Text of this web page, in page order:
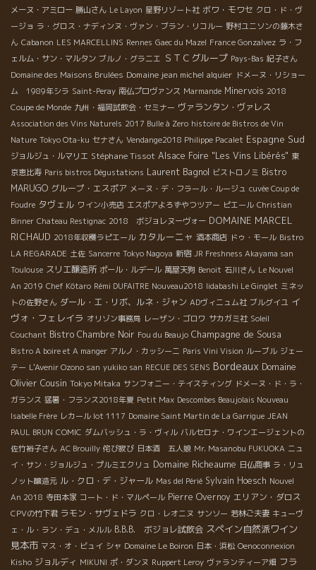
メーヌ・アミロー 勝山さん Le Layon 星野リゾート社 ボワ・モワセ クロ・ド・ヴ
ージョ ラ・グロス・ナディンヌ・ヴァン・ブラン・リコルー 野村ユニソンの藤木さ
ん Cabanon LES MARCELLINS Rennes Gaec du Mazel France Gonzalvez ラ・フ
ェルム・サン・マルタン ブルノ・グラニエ ＳＴＣグループ Pays-Bas 紀子さん
Domaine des Maisons Brulées Domaine jean michel alquier ドメーヌ・リショー
ム 1989年シラ Saint-Peray 南仏プロヴァンス Marmande Minervois 2018
Coupe de Monde 九州・福岡試飲会・セミナー ヴァランタン・ヴァレス
Association des Vins Naturels 2017 Bulle à Zero histoire de Bistros de Vin
Nature Tokyo Ota-ku セナさん Vendange2018 Philippe Pacalet Espagne Sud
ジョルジュ・ルマリエ Stéphane Tissot Alsace Foire "Les Vins Libérés" 東
京恵比寿 Paris bistros Dégustations Laurent Bagnol ビストロノミ Bistro
MARUGO グループ・エスポア メーヌ・デ・フラール・ルージュ cuvée Coup de
Foudre タヴェル ワイン小売店 エスポアよろずやつツアー ピエール Christian
Binner Chateau Restignac 2018 ボジョレヌーヴォー DOMAINE MARCEL
RICHAUD 2018年収穫ラピエール カタルーニャ 酒本商店 ドゥ・モール Bistro
LA REGARADE 土佐 Sancerre Tokyo Nagoya 新宿 JR Freshness Akayama san
Toulouse スリエ醸造所 ポール・ルデール 萬屋天狗 Benoit 石川さん Le Nouvel
An 2019 Chef Kôtaro Rémi DUFAITRE Nouveau2018 Iidabashi Le Ginglet ミネッ
トの佐野さん ダール・エ・リボ、ルネ・ジャン ADヴィニュム社 ブルグイユ イ
ヴォ・フェレイラ オリゾン事務局 レーザン・ゴロワ サカガミ社 Soleil
Couchant Bistro Chambre Noir Fou du Beaujo Champagne de Sousa
Bistro A boire et A manger アルノ・カッシーニ Paris Vini Vision ルーブル ジェー
テー L'Avenir Ozono san yukiko san RECUE DES SENS Bordeaux Domaine
Olivier Cousin Tokyo Mitaka サンフォニー・テイスティング ドメーヌ・ド・ラ・
ガランス 猛暑・フランス2018年夏 Petit Max Descombes Beaujolais Nouveau
Isabelle Frère レカール lot 1117 Domaine Saint Martin de La Garrigue JEAN
PAUL BRUN COMIC ダムバッシュ・ラ・ヴィル バルセロナ・ワインエージェントの
佐竹裕子さん AC Brouilly 侘び寂び 日本酒 五人娘 Mr. Masanobu FUKUOKA ニュ
イ・サン・ジョルジュ・プルミエクリュ Domaine Richeaume 日仏商事 ラ・リュ
ノット醸造元 ル・クロ・デ・ジャール Mas del Périé Sylvain Hoesch Nouvel
An 2018 寺田本家 コート・ド・マルペール Pierre Overnoy エリアン・ダロス
CPVの竹下君 ラモン・サヴェドラ クロ・レオニヌ サンソー 若林ご夫妻 キューヴ
ェ・ル・ラン・デュ・メルル B.B.B. ボジョレ試飲会 スペイン自然派ワイン
見本市 マス・オ・ビュイ シャ Domaine Le Boiron 日本・浜松 Oenoconnexion
Kisho ジョルディ MIKUNI ポ・ダンヌ Ruppert Leroy ヴァランティーア畑 フラ